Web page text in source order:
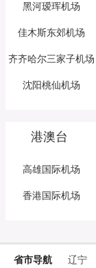
黑河瑷珲机场
佳木斯东郊机场
齐齐哈尔三家子机场
沈阳桃仙机场
港澳台
高雄国际机场
香港国际机场
省市导航 辽宁